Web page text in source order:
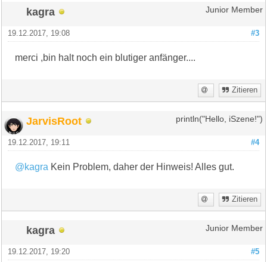
kagra Junior Member
#3
19.12.2017, 19:08
merci ,bin halt noch ein blutiger anfänger....
Zitieren
JarvisRoot println("Hello, iSzene!")
#4
19.12.2017, 19:11
@kagra Kein Problem, daher der Hinweis! Alles gut.
Zitieren
kagra Junior Member
#5
19.12.2017, 19:20